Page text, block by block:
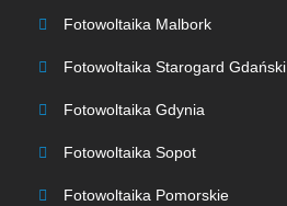
Fotowoltaika Malbork
Fotowoltaika Starogard Gdański
Fotowoltaika Gdynia
Fotowoltaika Sopot
Fotowoltaika Pomorskie